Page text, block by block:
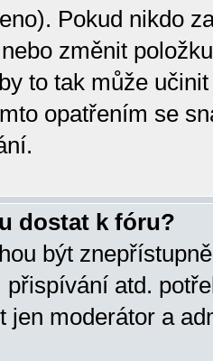
Pokud nikdo
změnit
to tak může
opatřením se
dostat k fóru?
být
atd.
jen moderátor a